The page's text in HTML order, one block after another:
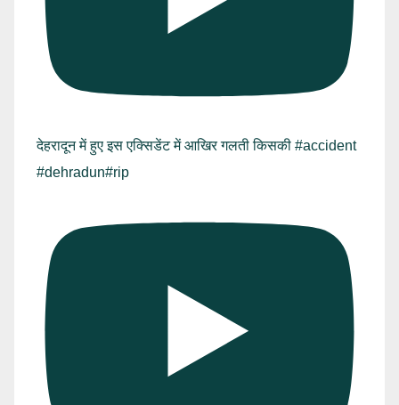
देहरादून में हुए इस एक्सिडेंट में आखिर गलती किसकी #accident
#dehradun#rip